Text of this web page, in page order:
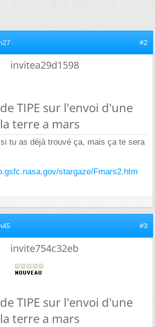
#2
invitea29d1598
TIPE sur l'envoi d'une
terre a mars
tu as déjà trouvé ça, mais ça te sera
stargaze/Fmars2.htm
#3
invite754c32eb
TIPE sur l'envoi d'une
terre a mars